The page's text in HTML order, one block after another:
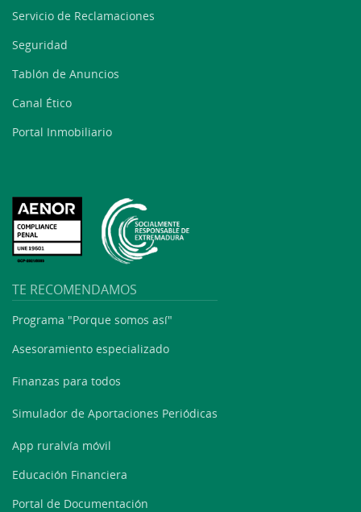
Servicio de Reclamaciones
Seguridad
Tablón de Anuncios
Canal Ético
Portal Inmobiliario
TE RECOMENDAMOS
Programa "Porque somos así"
Asesoramiento especializado
Finanzas para todos
Simulador de Aportaciones Periódicas
App ruralvía móvil
Educación Financiera
Portal de Documentación